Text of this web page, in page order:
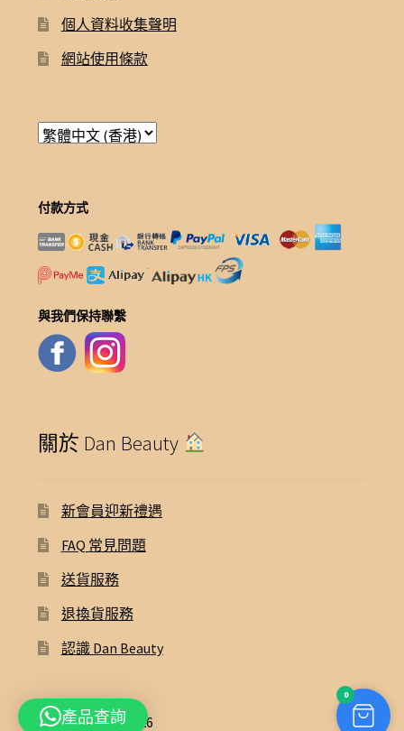
個人資料收集聲明
網站使用條款
付款方式
與我們保持聯繫
關於 Dan Beauty
新會員迎新禮遇
FAQ 常見問題
送貨服務
退換貨服務
認識 Dan Beauty
© Dan Beauty 2026
0
產品查詢